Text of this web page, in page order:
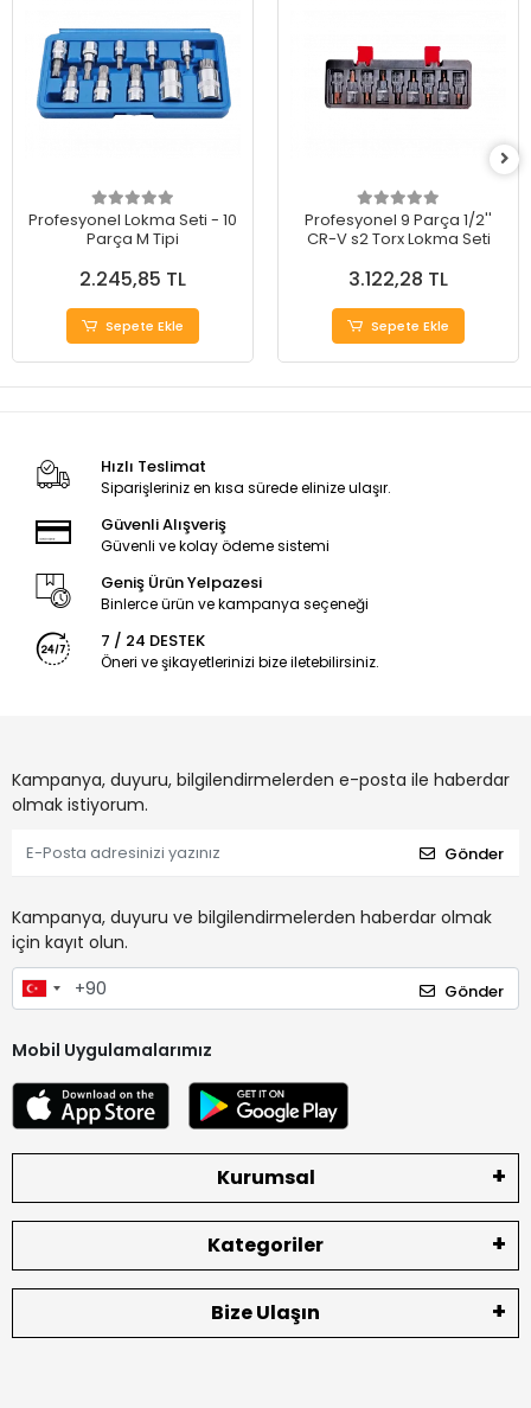
Profesyonel Lokma Seti - 10
Parça M Tipi
2.245,85 TL
Sepete Ekle
Profesyonel 9 Parça 1/2''
CR-V s2 Torx Lokma Seti
3.122,28 TL
Sepete Ekle
Hızlı Teslimat
Siparişleriniz en kısa sürede elinize ulaşır.
Güvenli Alışveriş
Güvenli ve kolay ödeme sistemi
Geniş Ürün Yelpazesi
Binlerce ürün ve kampanya seçeneği
7 / 24 DESTEK
Öneri ve şikayetlerinizi bize iletebilirsiniz.
Kampanya, duyuru, bilgilendirmelerden e-posta ile haberdar
olmak istiyorum.
Gönder
Kampanya, duyuru ve bilgilendirmelerden haberdar olmak
için kayıt olun.
Gönder
Mobil Uygulamalarımız
Kurumsal
Kategoriler
Bize Ulaşın